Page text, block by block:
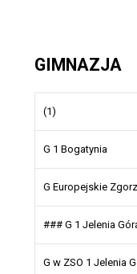
GIMNAZJA
(1)
G 1 Bogatynia
G Europejskie
### G 1 Jelenia
G w ZSO 1 Jelenia